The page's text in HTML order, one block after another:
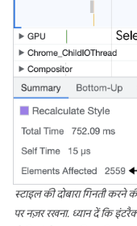
स्टाइल की दोबारा गिनती
पर नज़र रखना. ध्यान दें कि